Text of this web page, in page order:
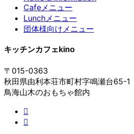
Cafeメニュー
Lunchメニュー
団体様向けメニュー
キッチンカフェkino
〒015-0363
秋田県由利本荘市町村字鳴瀬台65-1
鳥海山木のおもちゃ館内